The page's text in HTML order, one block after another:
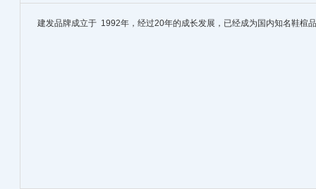
建发品牌成立于 1992年，经过20年的成长发展，已经成为国内知名鞋楦